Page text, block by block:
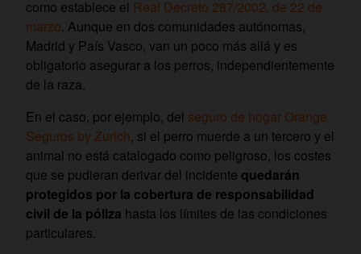
como establece el Real Decreto 287/2002, de 22 de
marzo. Aunque en dos comunidades autónomas,
Madrid y País Vasco, van un poco más allá y es
obligatorio asegurar a los perros, independientemente
de la raza.
En el caso, por ejemplo, del seguro de hogar Orange
Seguros by Zurich, si el perro muerde a un tercero y el
animal no está catalogado como peligroso, los costes
que se pudieran derivar del incidente quedarán
protegidos por la cobertura de responsabilidad
civil de la póliza hasta los límites de las condiciones
particulares.